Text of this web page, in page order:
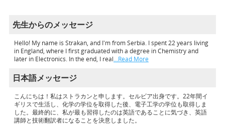
先生からのメッセージ
Hello! My name is Strakan, and I'm from Serbia. I spent 22 years living
in England, where I first graduated with a degree in Chemistry and
later in Electronics. In the end, I real…Read More
日本語メッセージ
こんにちは！私はストラカンと申します。セルビア出身です。22年間イ
ギリスで生活し、化学の学位を取得した後、電子工学の学位も取得しま
した。最終的に、私が最も習得したのは英語であることに気づき、英語
講師と技術翻訳者になることを決意しました。